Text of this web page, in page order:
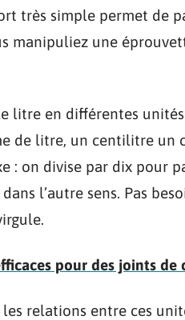
très simple permet de
manipuliez une
litre en différentes
litre, un centilitre un
: on divise par dix pour
l’autre sens. Pas
pour des joints de
relations entre ces